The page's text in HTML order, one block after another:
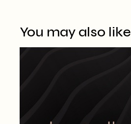
You may also like